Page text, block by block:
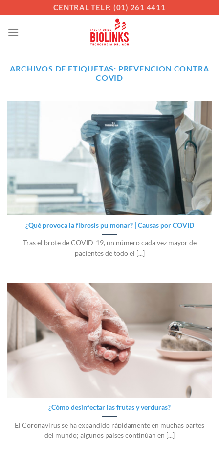
al
contenido
CENTRAL TELF: (01) 261 4411
ARCHIVOS DE ETIQUETAS: PREVENCION CONTRA
COVID
¿Qué provoca la fibrosis pulmonar? | Causas por COVID
Tras el brote de COVID-19, un número cada vez mayor de
pacientes de todo el [...]
¿Cómo desinfectar las frutas y verduras?
El Coronavirus se ha expandido rápidamente en muchas partes
del mundo; algunos países continúan en [...]